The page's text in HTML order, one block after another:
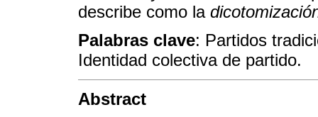
describe como la
Palabras clave: Partidos
Identidad colectiva de partido.
Abstract